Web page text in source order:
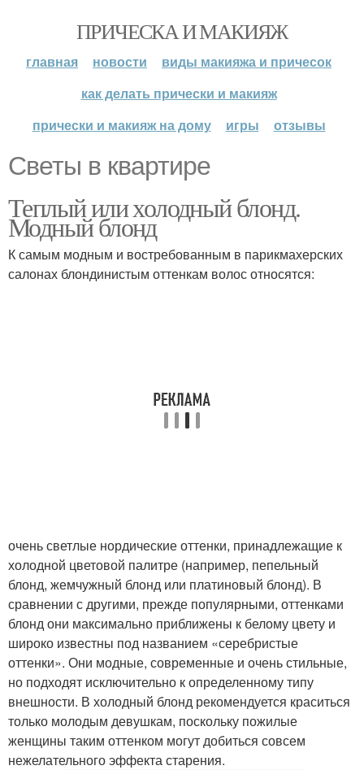
ПРИЧЕСКА И МАКИЯЖ
главная новости
виды макияжа и причесок
как делать прически и макияж
прически и макияж на дому
игры отзывы
Светы в квартире
Теплый или холодный блонд.
Модный блонд
К самым модным и востребованным в парикмахерских
салонах блондинистым оттенкам волос относятся:
очень светлые нордические оттенки, принадлежащие к
холодной цветовой палитре (например, пепельный
блонд, жемчужный блонд или платиновый блонд). В
сравнении с другими, прежде популярными, оттенками
блонд они максимально приближены к белому цвету и
широко известны под названием «серебристые
оттенки». Они модные, современные и очень стильные,
но подходят исключительно к определенному типу
внешности. В холодный блонд рекомендуется краситься
только молодым девушкам, поскольку пожилые
женщины таким оттенком могут добиться совсем
нежелательного эффекта старения.